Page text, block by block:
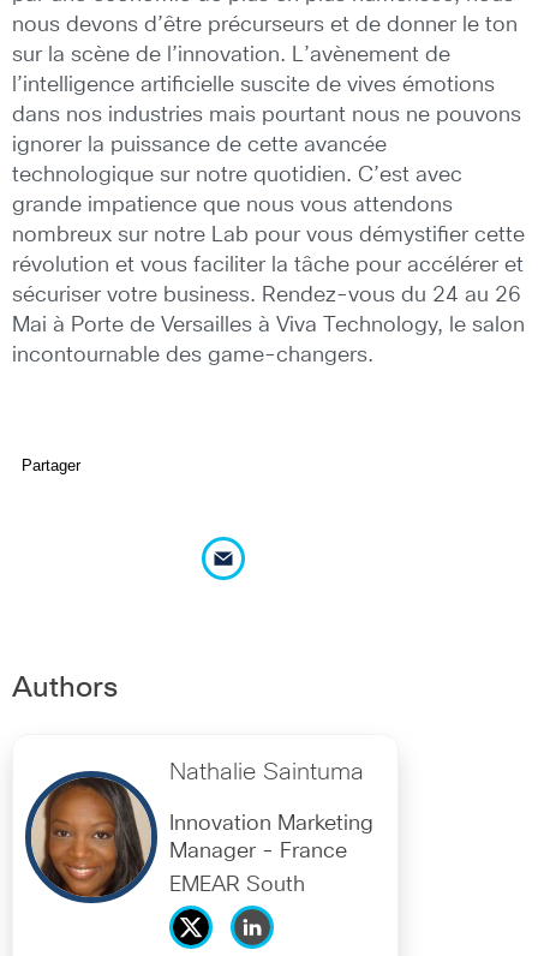
nous devons d’être précurseurs et de donner le ton
sur la scène de l’innovation. L’avènement de
l’intelligence artificielle suscite de vives émotions
dans nos industries mais pourtant nous ne pouvons
ignorer la puissance de cette avancée
technologique sur notre quotidien. C’est avec
grande impatience que nous vous attendons
nombreux sur notre Lab pour vous démystifier cette
révolution et vous faciliter la tâche pour accélérer et
sécuriser votre business. Rendez-vous du 24 au 26
Mai à Porte de Versailles à Viva Technology, le salon
incontournable des game-changers.
Partager
Authors
Nathalie Saintuma
Innovation Marketing
Manager - France
EMEAR South